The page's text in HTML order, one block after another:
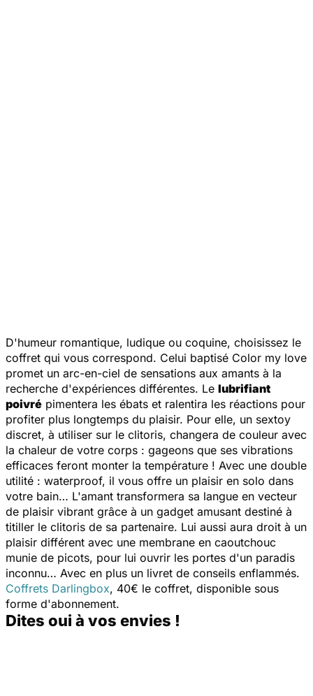
D'humeur romantique, ludique ou coquine, choisissez le
coffret qui vous correspond. Celui baptisé Color my love
promet un arc-en-ciel de sensations aux amants à la
recherche d'expériences différentes. Le lubrifiant
poivré pimentera les ébats et ralentira les réactions pour
profiter plus longtemps du plaisir. Pour elle, un sextoy
discret, à utiliser sur le clitoris, changera de couleur avec
la chaleur de votre corps : gageons que ses vibrations
efficaces feront monter la température ! Avec une double
utilité : waterproof, il vous offre un plaisir en solo dans
votre bain… L'amant transformera sa langue en vecteur
de plaisir vibrant grâce à un gadget amusant destiné à
titiller le clitoris de sa partenaire. Lui aussi aura droit à un
plaisir différent avec une membrane en caoutchouc
munie de picots, pour lui ouvrir les portes d'un paradis
inconnu… Avec en plus un livret de conseils enflammés.
Coffrets Darlingbox, 40€ le coffret, disponible sous
forme d'abonnement.
Dites oui à vos envies !